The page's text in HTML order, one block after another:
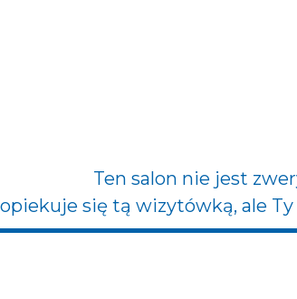
Ten salon nie jest
się tą wizytówką, ale